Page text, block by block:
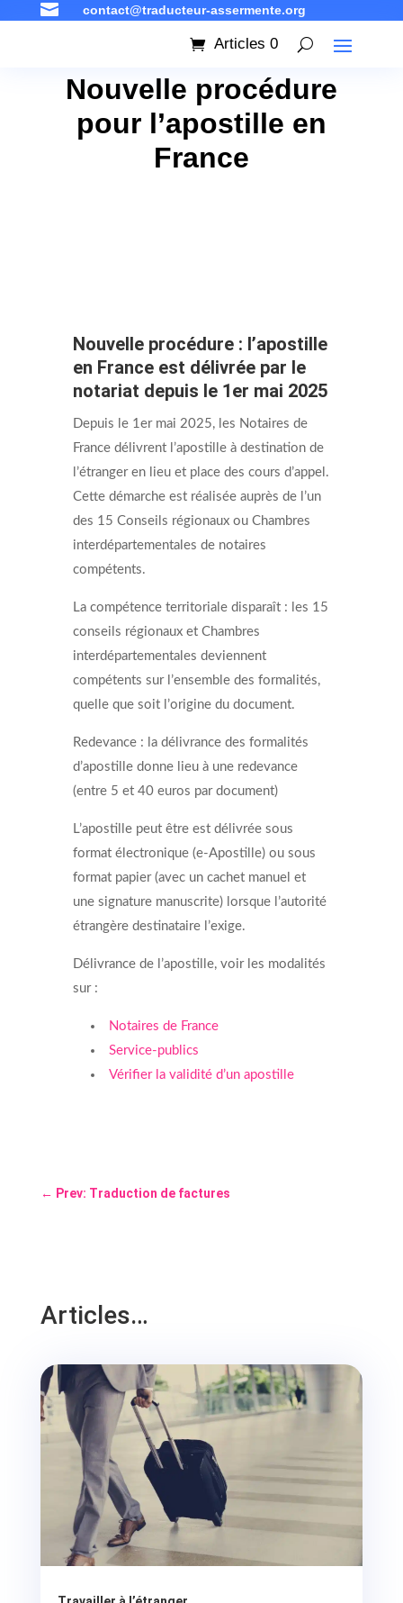
 contact@traducteur-assermente.org
Articles 0
Nouvelle procédure
pour l’apostille en
France
Nouvelle procédure : l’apostille
en France est délivrée par le
notariat depuis le 1er mai 2025
Depuis le 1er mai 2025, les Notaires de
France délivrent l’apostille à destination de
l’étranger en lieu et place des cours d’appel.
Cette démarche est réalisée auprès de l’un
des 15 Conseils régionaux ou Chambres
interdépartementales de notaires
compétents.
La compétence territoriale disparaît : les 15
conseils régionaux et Chambres
interdépartementales deviennent
compétents sur l’ensemble des formalités,
quelle que soit l’origine du document.
Redevance : la délivrance des formalités
d’apostille donne lieu à une redevance
(entre 5 et 40 euros par document)
L’apostille peut être est délivrée sous
format électronique (e-Apostille) ou sous
format papier (avec un cachet manuel et
une signature manuscrite) lorsque l’autorité
étrangère destinataire l’exige.
Délivrance de l’apostille, voir les modalités
sur :
Notaires de France
Service-publics
Vérifier la validité d’un apostille
← Prev: Traduction de factures
Articles…